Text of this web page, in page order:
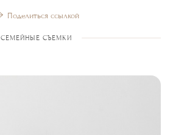
Поделиться ссылкой
СЕМЕЙНЫЕ СЪЕМКИ